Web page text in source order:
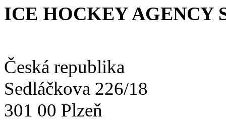
ICE HOCKEY AGENCY
Česká republika
Sedláčkova 226/18
301 00 Plzeň